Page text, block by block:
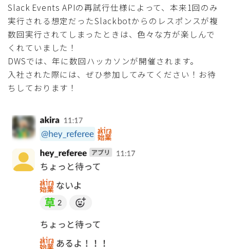
Slack Events APIの再試行仕様によって、本来1回のみ
実行される想定だったSlackbotからの レスポンスが複
数回実行されてしまったときは、色々な方が楽しんで
くれていました！
DWSでは、年に数回ハッカソンが開催されます。
入社された際には、ぜひ参加してみてください！お待
ちしております！